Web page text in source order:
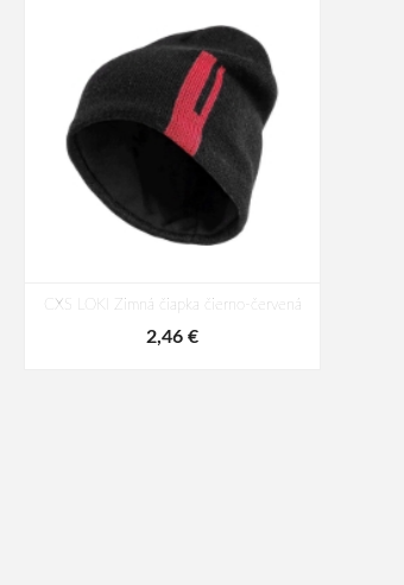
CXS LOKI Zimná čiapka čierno-červená
2,46 €